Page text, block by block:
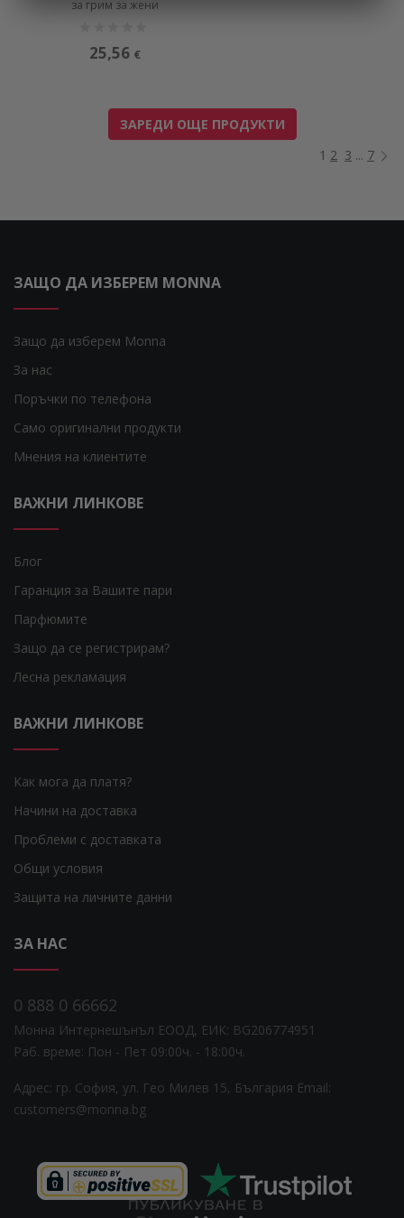
за грим за жени
25,56 €
ЗАРЕДИ ОЩЕ ПРОДУКТИ
1 2 3 ... 7
ЗАЩО ДА ИЗБЕРЕМ MONNA
Защо да изберем Monna
За нас
Поръчки по телефона
Само оригинални продукти
Мнения на клиентите
ВАЖНИ ЛИНКОВЕ
Блог
Гаранция за Вашите пари
Парфюмите
Защо да се регистрирам?
Лесна рекламация
ВАЖНИ ЛИНКОВЕ
Как мога да платя?
Начини на доставка
Проблеми с доставката
Общи условия
Защита на личните данни
ЗА НАС
0 888 0 66662
Монна Интернешънъл ЕООД, ЕИК: BG206774951
Раб. време: Пoн - Пет 09:00ч. - 18:00ч.
Адрес: гр. София, ул. Гео Милев 15, България Email:
customers@monna.bg